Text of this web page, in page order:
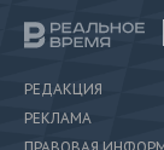
РЕДАКЦИЯ
РЕКЛАМА